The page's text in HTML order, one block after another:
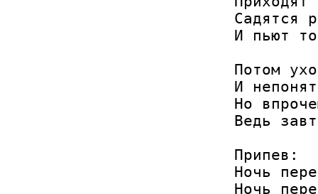
Садятся
И пьют
Потом
И
Но
Ведь
Припев:
Ночь
Ночь